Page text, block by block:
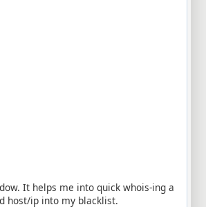
It helps me into quick whois-ing a
host/ip into my blacklist.